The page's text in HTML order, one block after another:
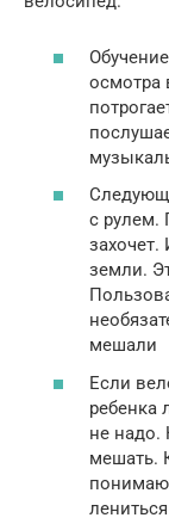
осмотра
с рулем.
захочет.
земли.
мешали
Если
ребенка
не надо.
мешать.